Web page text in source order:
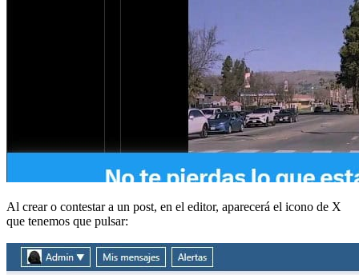
Al crear o contestar a un post, en el editor, aparecerá el icono de X
que tenemos que pulsar: